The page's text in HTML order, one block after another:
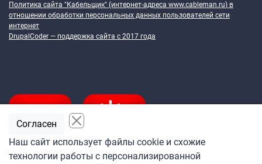
Политика сайта "Кабельщик" (интернет-адреса www.cableman.ru) в
отношении обработки персональных данных пользователей сети
интернет
DrupalCoder — поддержка сайта c 2017 года
Наш сайт использует файлы cookie и схожие
технологии работы с персонализированной
Согласен